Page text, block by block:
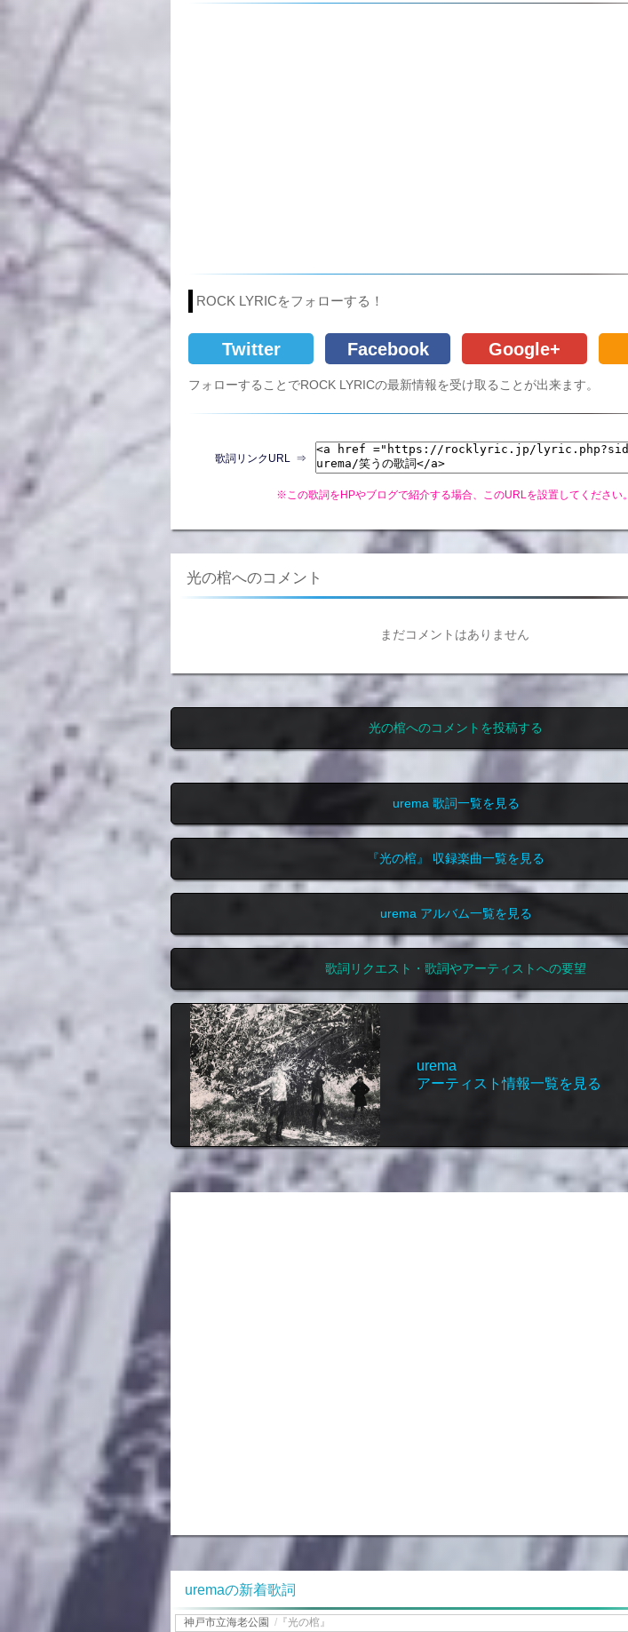
ROCK LYRICをフォローする！
Twitter Facebook Google+
フォローすることでROCK LYRICの最新情報を受け取ることが出来ます。
歌詞リンクURL ⇒
※この歌詞をHPやブログで紹介する場合、このURLを設置してください。
光の棺へのコメント
まだコメントはありません
光の棺へのコメントを投稿する
urema 歌詞一覧を見る
『光の棺』 収録楽曲一覧を見る
urema アルバム一覧を見る
歌詞リクエスト・歌詞やアーティストへの要望
urema
アーティスト情報一覧を見る
uremaの新着歌詞
神戸市立海老公園 / 『光の棺』